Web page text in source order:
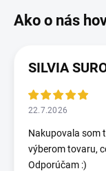
SILVIA
22.7.2026
Nakupovala som
výberom tovaru,
Odporúčam :)